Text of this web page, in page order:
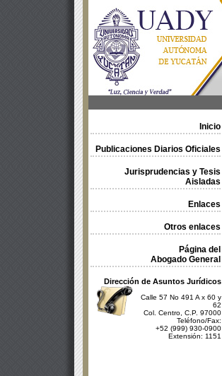
Inicio
Publicaciones Diarios Oficiales
Jurisprudencias y Tesis
Aisladas
Enlaces
Otros enlaces
Página del
Abogado General
Dirección de Asuntos Jurídicos
Calle 57 No 491 A x 60 y
62
Col. Centro, C.P. 97000
Teléfono/Fax:
+52 (999) 930-0900
Extensión: 1151